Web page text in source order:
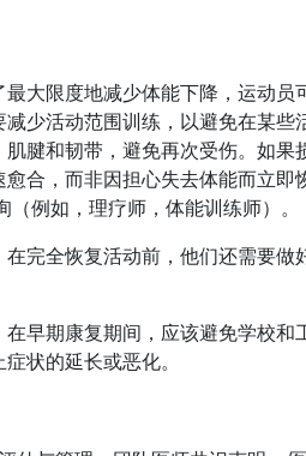
大限度地减少体能下降，运动员
少活动范围训练，以避免在某些
腱和韧带，避免再次受伤。如果
合，而非因担心失去体能而立即
例如，理疗师，体能训练师）。
完全恢复活动前，他们还需要做
早期康复期间，应该避免学校和
状的延长或恶化。